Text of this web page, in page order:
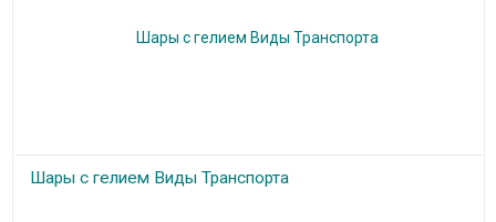
Шары с гелием Виды Транспорта